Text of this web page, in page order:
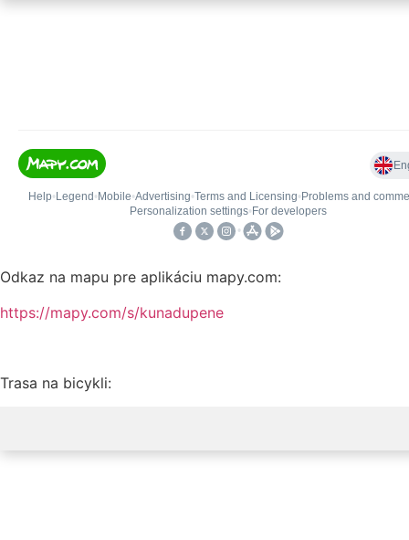
Odkaz na mapu pre aplikáciu mapy.com:
https://mapy.com/s/kunadupene
Trasa na bicykli: